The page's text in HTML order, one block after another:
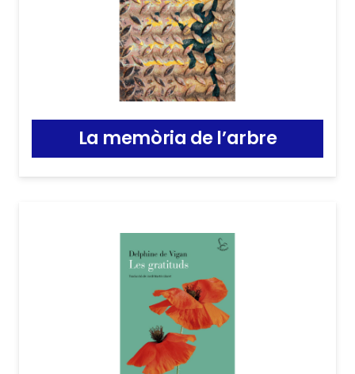
La memòria de l’arbre